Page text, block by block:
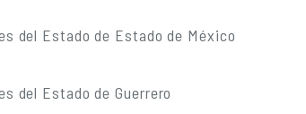
del Estado de Estado de México
del Estado de Guerrero